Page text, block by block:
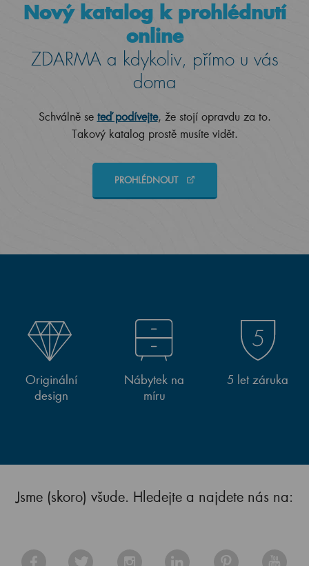
Nový katalog k prohlédnutí
online
ZDARMA a kdykoliv, přímo u vás
doma
Schválně se teď podívejte, že stojí opravdu za to.
Takový katalog prostě musíte vidět.
PROHLÉDNOUT
Originální
design
Nábytek na
míru
5 let záruka
Jsme (skoro) všude. Hledejte a najdete nás na: